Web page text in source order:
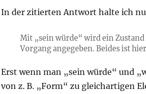
In der zitierten Antwort halte ich
Mit „sein würde“ wird ein
Vorgang angegeben. Beides ist
Erst wenn man „sein würde“ und
von z. B. „Form“ zu gleichartigen